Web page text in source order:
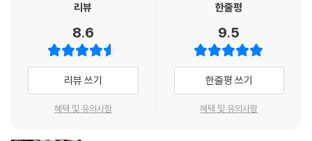
"1914년에 일어났던 것과 매우 유사한 이유로, 향후 10년 동안 어느 시점
에서든 대만을 둘러싼 미중 전쟁이 실제로 일어날 가능성이 있다."
--- p.239
"기존의 동맹 관계, 세계에서 가장 중요한 지역 가운데 하나인 한반도의 중
심성, 대량살상무기의 존재에 직면하여, 한반도에서 어떤 전쟁이 발발하
더라도 쉽게 강대국 간 전쟁으로 이어질 수 있다."
저자는 오늘날 우리가 맞이한 다극화된 세계가 100여 년 전 제1차 세계대
전 이전의 세계와 소름 끼치도록 닮아 있다고 지적한다. 세계화에 대한 반
발, 보호무역주의와 관세 장벽의 증가, 국내의 경제적 불평등을 외부의 적
으로 돌리는 포퓰리즘과 민족주의의 부상 등 당시의 병폐가 21세기에 그대
로 재현되고 있다.
이러한 유사성은 각 강대국의 관계를 구체적으로 뜯어보면 더욱 명확해진
제1차 세계대전의 기원을 통해, 오늘날 강대국 전쟁의 실질적인 가능성에
대해 열정적이고도 지적인 경고를 던진다. (…) 우리와 현 지도자들은 이
날카로운 칼날 위를 무사히 걸어갈 수 있을 것인가?
- 찰스 메이어 (하버드대학 역사학 명예교수)
리뷰
8.6
리뷰 쓰기
혜택 및 유의사항
한줄평
9.5
한줄평 쓰기
혜택 및 유의사항